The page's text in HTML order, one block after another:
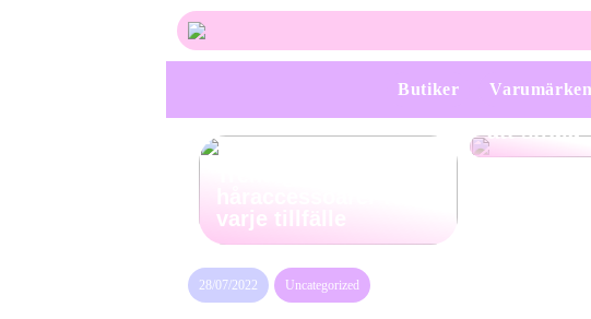
Butiker Varumärken
varje tillfälle
att stråla
28/07/2022 Uncategorized